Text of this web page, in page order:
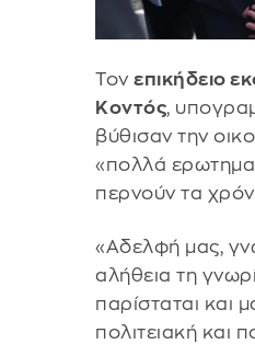
Τονεπικήδειο
Κοντός,
βύθισαν την
«πολλά
περνούν τα
«Αδελφή μας,
αλήθεια τη
παρίσταται και
πολιτειακή και